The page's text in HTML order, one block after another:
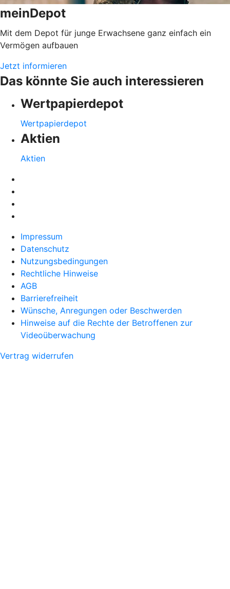
meinDepot
Mit dem Depot für junge Erwachsene ganz einfach ein
Vermögen aufbauen
Jetzt informieren
Das könnte Sie auch interessieren
Wertpapierdepot
Wertpapierdepot
Aktien
Aktien
Impressum
Datenschutz
Nutzungsbedingungen
Rechtliche Hinweise
AGB
Barrierefreiheit
Wünsche, Anregungen oder Beschwerden
Hinweise auf die Rechte der Betroffenen zur
Videoüberwachung
Vertrag widerrufen